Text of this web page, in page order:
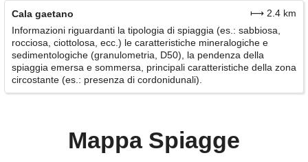
Cala gaetano
⟼ 2.4 km
Informazioni riguardanti la tipologia di spiaggia (es.: sabbiosa,
rocciosa, ciottolosa, ecc.) le caratteristiche mineralogiche e
sedimentologiche (granulometria, D50), la pendenza della
spiaggia emersa e sommersa, principali caratteristiche della zona
circostante (es.: presenza di cordonidunali).
Mappa Spiagge